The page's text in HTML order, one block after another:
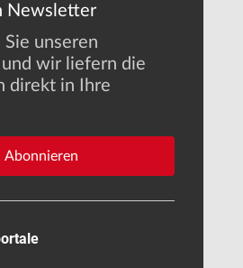
Newsletter
unseren
wir liefern die
direkt in Ihre
Abonnieren